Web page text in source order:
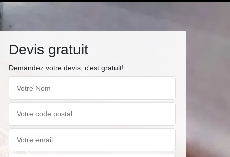
Devis gratuit
Demandez votre devis, c'est gratuit!